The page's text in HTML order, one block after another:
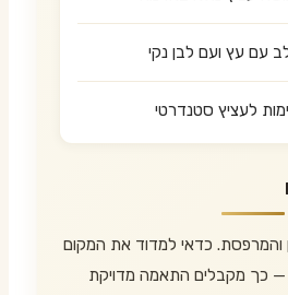
עם עץ ועם לבן נקי
לעציץ סטנדרטי
והמרפסת. כדאי למדוד את המקום
— כך מקבלים התאמה מדויקת